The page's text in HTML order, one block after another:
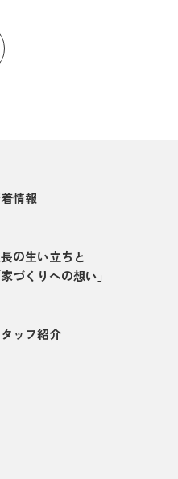
情報
の生い立ちと
家づくりへの想い」
ッフ紹介